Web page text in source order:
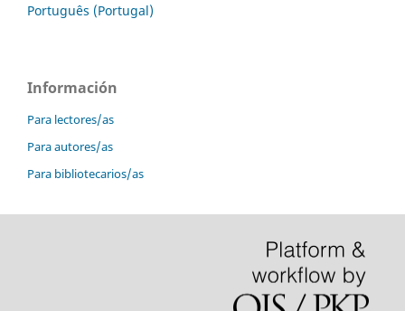
Português (Portugal)
Información
Para lectores/as
Para autores/as
Para bibliotecarios/as